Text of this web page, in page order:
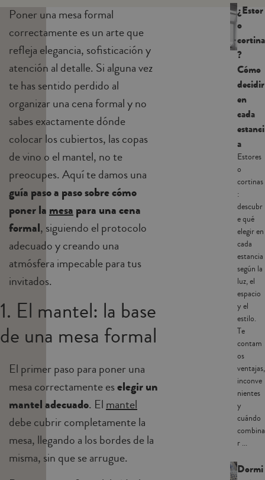
Poner una mesa formal
correctamente es un arte que
refleja elegancia, sofisticación y
atención al detalle. Si alguna vez
te has sentido perdido al
organizar una cena formal y no
sabes exactamente dónde
colocar los cubiertos, las copas
de vino o el mantel, no te
preocupes. Aquí te damos una
guía paso a paso sobre cómo
poner lamesapara una cena
formal, siguiendo el protocolo
adecuado y creando una
atmósfera impecable para tus
invitados.
1. El mantel: la base
de una mesa formal
El primer paso para poner una
mesa correctamente eselegir un
mantel adecuado. Elmantel
debe cubrir completamente la
mesa, llegando a los bordes de la
misma, sin que se arrugue.
¿Estor
o
cortina
?
Cómo
decidir
en
cada
estanci
a
Estores
o
cortinas
:
descubr
e qué
elegir en
cada
estancia
según la
luz, el
espacio
y el
estilo.
Te
contam
os
ventajas,
inconve
nientes
y
cuándo
combina
r ...
Dormi